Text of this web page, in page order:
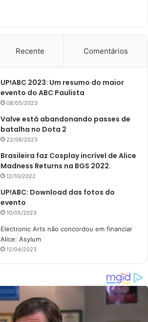
Recente Comentários
UP!ABC 2023: Um resumo do maior
evento do ABC Paulista
08/05/2023
Valve está abandonando passes de
batalha no Dota 2
22/06/2023
Brasileira faz Cosplay incrível de Alice
Madness Returns na BGS 2022.
12/10/2022
UP!ABC: Download das fotos do
evento
10/05/2023
Electronic Arts não concordou em financiar
Alice: Asylum
12/04/2023